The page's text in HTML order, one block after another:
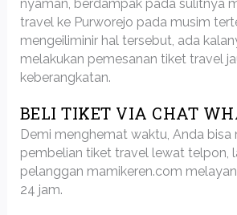
nyaman, berdampak pada sulitnya
travel ke Purworejo pada musim
mengeiliminir hal tersebut, ada
melakukan pemesanan tiket travel
keberangkatan.
BELI TIKET VIA CHAT
Demi menghemat waktu, Anda bisa
pembelian tiket travel lewat telpon,
pelanggan mamikeren.com
24 jam.